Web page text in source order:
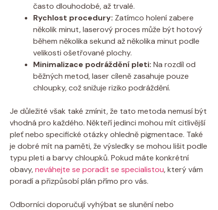
často dlouhodobé, až trvalé.
Rychlost procedury: Zatímco holení zabere
několik minut, laserový proces může být hotový
během několika sekund až několika minut podle
velikosti ošetřované plochy.
Minimalizace podráždění pleti: Na rozdíl od
běžných metod, laser cíleně zasahuje pouze
chloupky, což snižuje riziko podráždění.
Je důležité však také zmínit, že tato metoda nemusí být
vhodná pro každého. Někteří jedinci mohou mít citlivější
pleť nebo specifické otázky ohledně pigmentace. Také
je dobré mít na paměti, že výsledky se mohou lišit podle
typu pleti a barvy chloupků. Pokud máte konkrétní
obavy,neváhejte se poradit se specialistou, který vám
poradí a přizpůsobí plán přímo pro vás.
Odborníci doporučují vyhýbat se slunění nebo